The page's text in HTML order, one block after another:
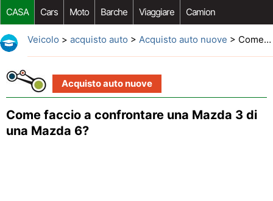
CASA Cars Moto Barche Viaggiare Camion
Riparazione Auto Acquisto Auto Car Opzioni Aftermarket
Veicolo > acquisto auto > Acquisto auto nuove > Come faccio a confrontare una Mazda 3 di una Mazda 6?
Acquisto auto nuove
Come faccio a confrontare una Mazda 3 di
una Mazda 6?